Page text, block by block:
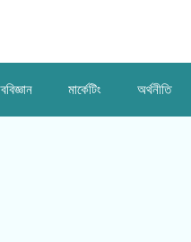
মার্কেটিং অর্থনীতি